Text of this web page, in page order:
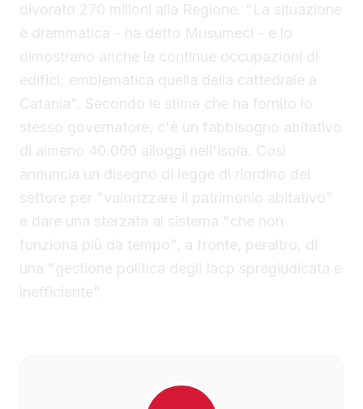
divorato 270 milioni alla Regione. "La situazione
è drammatica - ha detto Musumeci - e lo
dimostrano anche le continue occupazioni di
edifici; emblematica quella della cattedrale a
Catania". Secondo le stime che ha fornito lo
stesso governatore, c'è un fabbisogno abitativo
di almeno 40.000 alloggi nell'isola. Così
annuncia un disegno di legge di riordino del
settore per "valorizzare il patrimonio abitativo"
e dare una sterzata al sistema "che non
funziona più da tempo", a fronte, peraltro, di
una "gestione politica degli Iacp spregiudicata e
inefficiente".